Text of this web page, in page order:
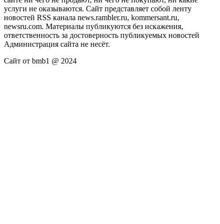
услуги не оказываются. Сайт представляет собой ленту
новостей RSS канала news.rambler.ru, kommersant.ru,
newsru.com. Материалы публикуются без искажения,
ответственность за достоверность публикуемых новостей
Администрация сайта не несёт.
Сайт от bmb1 @ 2024